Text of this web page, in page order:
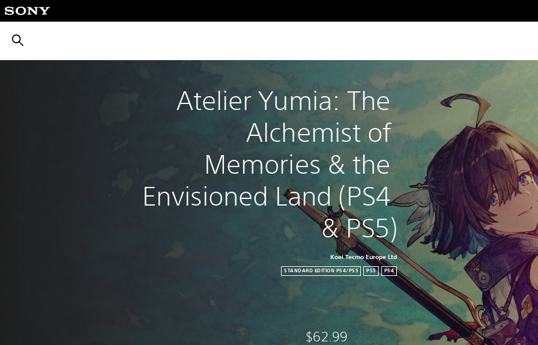
Atelier Yumia: The
Alchemist of
Memories & the
Envisioned Land (PS4
& PS5)
Koei Tecmo Europe Ltd
PS4
PS5
STANDARD EDITION PS4/PS5
$62.99